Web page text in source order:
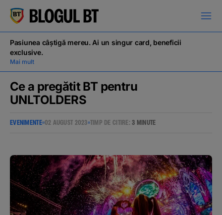
кириллица
BT Pay
Evenimente
Pasiunea câștigă mereu. Ai un singur card, beneficii
exclusive.
Mai mult
Ce a pregătit BT pentru
UNLTOLDERS
EVENIMENTE 02 AUGUST 2023 TIMP DE CITIRE:3 MINUTE